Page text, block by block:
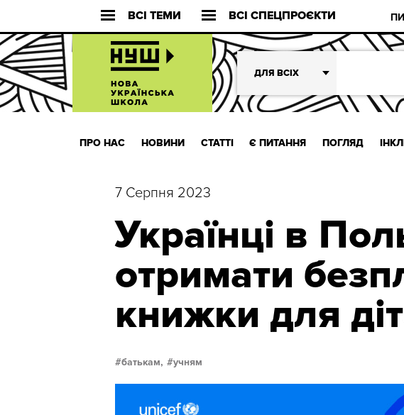
ВСІ ТЕМИ ВСІ СПЕЦПРОЄКТИ
ДЛЯ ВСІХ
ПРО НАС НОВИНИ СТАТТІ Є ПИТАННЯ ПОГЛЯД
7 Серпня 2023
Українці в
отримати
книжки для
батькам, учням